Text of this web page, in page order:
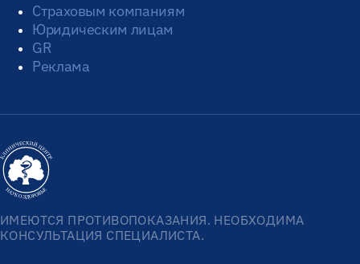
Страховым компаниям
Юридическим лицам
GR
Реклама
ИМЕЮТСЯ ПРОТИВОПОКАЗАНИЯ. НЕОБХОДИМА
КОНСУЛЬТАЦИЯ СПЕЦИАЛИСТА.